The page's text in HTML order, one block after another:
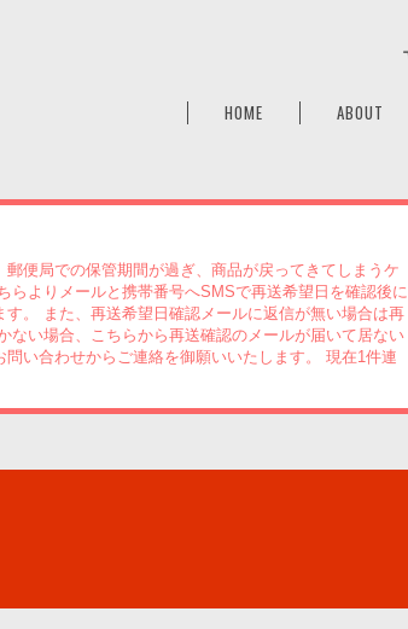
HOME ABOUT
便局での保管期間が過ぎ、商品が戻ってきてしまうケ
らよりメールと携帯番号へSMSで再送希望日を確認後に
。 また、再送希望日確認メールに返信が無い場合は再
い場合、こちらから再送確認のメールが届いて居ない
い合わせからご連絡を御願いいたします。 現在1件連